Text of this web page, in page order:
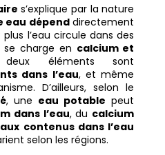
s’explique par la nature
eau dépenddirectement
l’eau circule dans des
se charge en calcium et
éléments sont
dans l’eau, et même
D’ailleurs, selon le
, une eau potable peut
dans l’eau, du calcium
contenus dans l’eau
selon les régions.